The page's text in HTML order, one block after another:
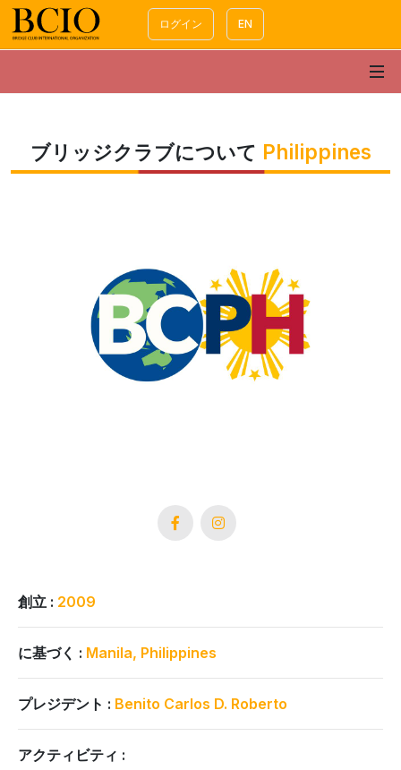
ログイン EN
ブリッジクラブについて Philippines
創立 : 2009
に基づく : Manila, Philippines
プレジデント : Benito Carlos D. Roberto
アクティビティ :